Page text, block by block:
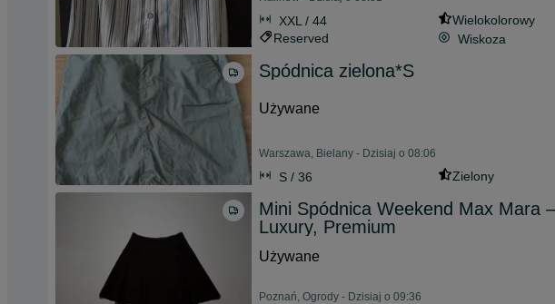
XXL / 44
Wielokolorowy
Reserved
Wiskoza
Spódnica zielona*S
Używane
Warszawa, Bielany - Dzisiaj o 08:06
S / 36 Zielony
Mini Spódnica Weekend Max Mara
Luxury, Premium
Używane
Poznań, Ogrody - Dzisiaj o 09:36